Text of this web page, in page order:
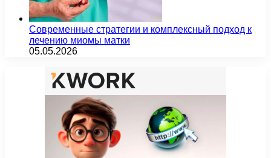
Современные стратегии и комплексный подход к
лечению миомы матки
05.05.2026